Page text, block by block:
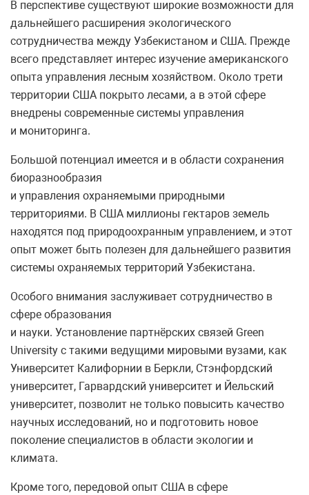
В перспективе существуют широкие возможности для
дальнейшего расширения экологического
сотрудничества между Узбекистаном и США. Прежде
всего представляет интерес изучение американского
опыта управления лесным хозяйством. Около трети
территории США покрыто лесами, а в этой сфере
внедрены современные системы управления
и мониторинга.
Большой потенциал имеется и в области сохранения
биоразнообразия
и управления охраняемыми природными
территориями. В США миллионы гектаров земель
находятся под природоохранным управлением, и этот
опыт может быть полезен для дальнейшего развития
системы охраняемых территорий Узбекистана.
Особого внимания заслуживает сотрудничество в
сфере образования
и науки. Установление партнёрских связей Green
University с такими ведущими мировыми вузами, как
Университет Калифорнии в Беркли, Стэнфордский
университет, Гарвардский университет и Йельский
университет, позволит не только повысить качество
научных исследований, но и подготовить новое
поколение специалистов в области экологии и
климата.
Кроме того, передовой опыт США в сфере